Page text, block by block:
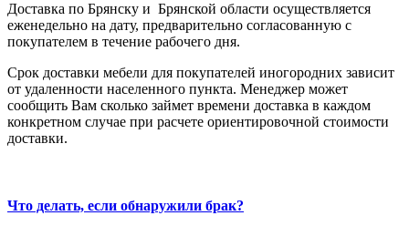
Доставка по Брянску и Брянской области осуществляется
еженедельно на дату, предварительно согласованную с
покупателем в течение рабочего дня.
Срок доставки мебели для покупателей иногородних зависит
от удаленности населенного пункта. Менеджер может
сообщить Вам сколько займет времени доставка в каждом
конкретном случае при расчете ориентировочной стоимости
доставки.
Что делать, если обнаружили брак?